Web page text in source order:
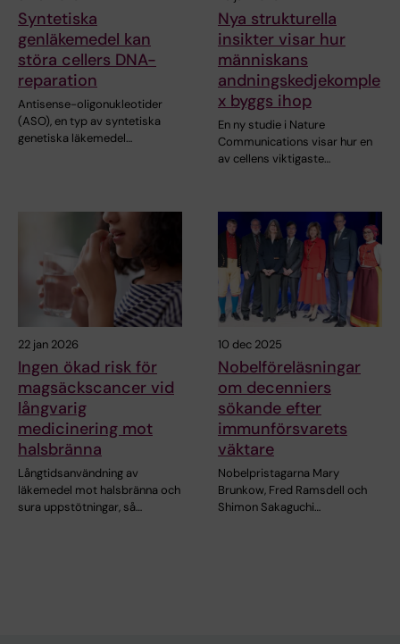
Syntetiska
genläkemedel kan
störa cellers DNA-
reparation
Antisense-oligonukleotider
(ASO), en typ av syntetiska
genetiska läkemedel…
Nya strukturella
insikter visar hur
människans
andningskedjekomple
x byggs ihop
En ny studie i Nature
Communications visar hur en
av cellens viktigaste…
22 jan 2026
Ingen ökad risk för
magsäckscancer vid
långvarig
medicinering mot
halsbränna
Långtidsanvändning av
läkemedel mot halsbränna och
sura uppstötningar, så…
10 dec 2025
Nobelföreläsningar
om decenniers
sökande efter
immunförsvarets
väktare
Nobelpristagarna Mary
Brunkow, Fred Ramsdell och
Shimon Sakaguchi…